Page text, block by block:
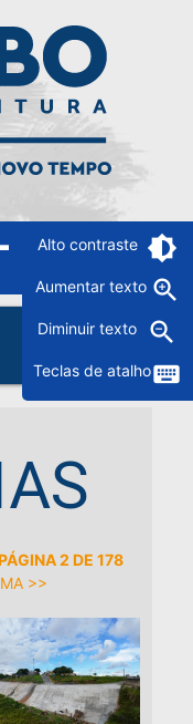
Alto contraste brightness_6
Aumentar texto zoom_in
Diminuir texto zoom_out
Teclas de atalhokeyboard
2 DE 178
>>